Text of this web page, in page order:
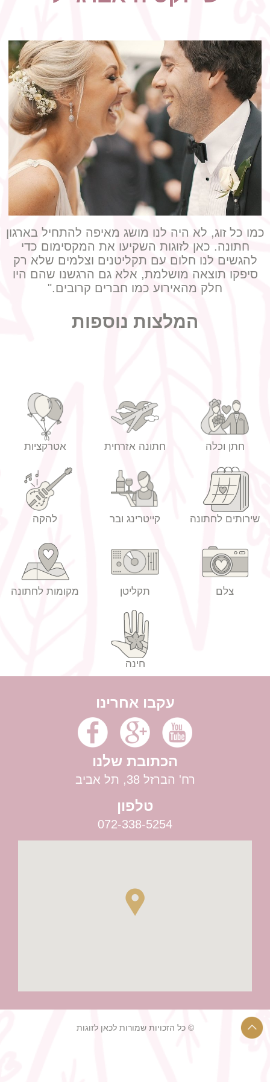
כמו כל זוג, לא היה לנו מושג מאיפה להתחיל בארגון
חתונה. כאן לזוגות השקיעו את המקסימום כדי
להגשים לנו חלום עם תקליטנים וצלמים שלא רק
סיפקו תוצאה מושלמת, אלא גם הרגשנו שהם היו
חלק מהאירוע כמו חברים קרובים."
המלצות נוספות
חתן וכלה חתונה אזרחית אטרקציות
שירותים לחתונה קייטרינג ובר להקה
צלם תקליטן מקומות לחתונה
חינה
עקבו אחרינו
הכתובת שלנו
רח' הברזל 38, תל אביב
טלפון
072-338-5254
© כל הזכויות שמורות לכאן לזוגות